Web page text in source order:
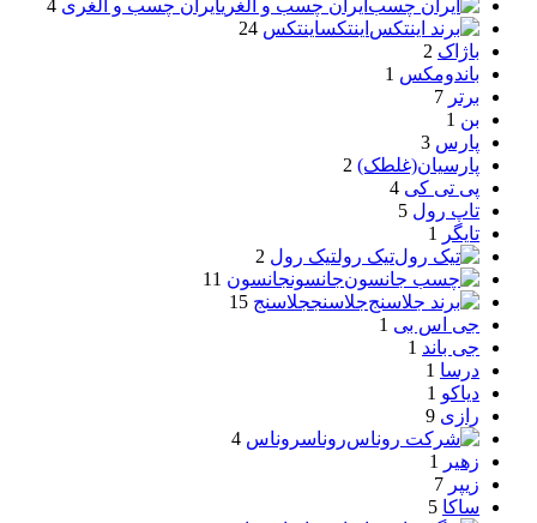
ایران چسب و الغریایران چسب و الغری 4
اینتکساینتکس 24
باژاک 2
باندومکس 1
برتر 7
بن 1
پارس 3
پارسیان(غلطک) 2
پی تی کی 4
تاپ رول 5
تایگر
1
تیک رولتیک رول 2
جانسونجانسون 11
جلاسنججلاسنج 15
جی اس بی 1
جی باند 1
درسا 1
دیاکو 1
رازی 9
روناسروناس 4
زهیر
1
زیپر 7
ساکا 5